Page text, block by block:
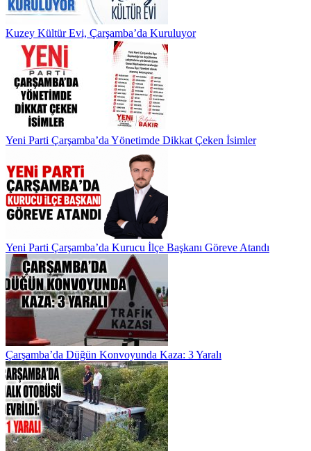
Kuzey Kültür Evi, Çarşamba’da Kuruluyor
Yeni Parti Çarşamba’da Yönetimde Dikkat Çeken İsimler
Yeni Parti Çarşamba’da Kurucu İlçe Başkanı Göreve Atandı
Çarşamba’da Düğün Konvoyunda Kaza: 3 Yaralı